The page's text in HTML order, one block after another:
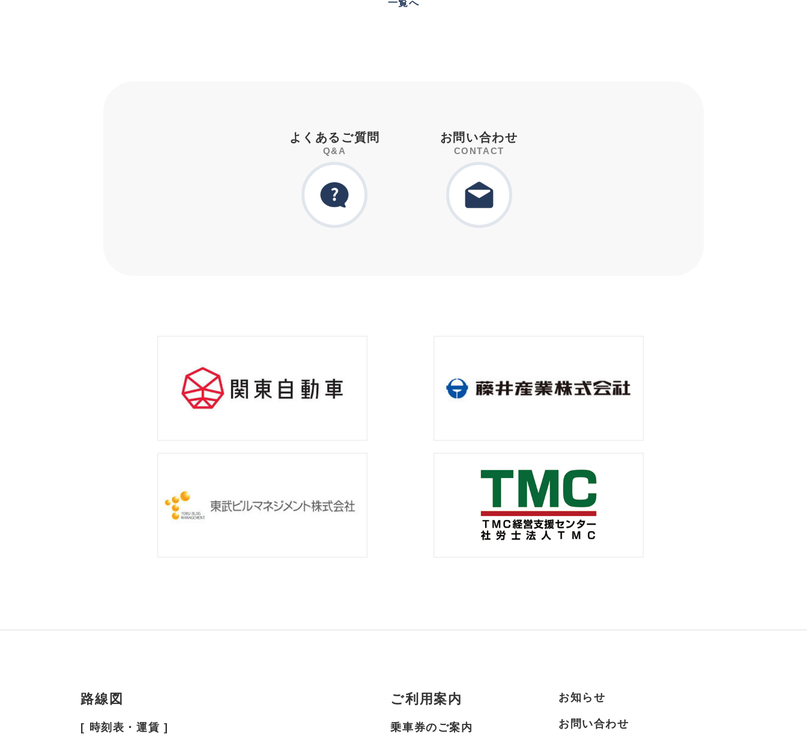
一覧へ
よくあるご質問
Q&A
お問い合わせ
CONTACT
路線図
[ 時刻表・運賃 ]
ご利用案内
乗車券のご案内
お知らせ
お問い合わせ